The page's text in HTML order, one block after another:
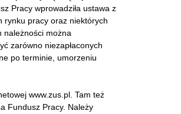
Pracy wprowadziła ustawa z
rynku pracy oraz niektórych
należności można
zarówno niezapłaconych
po terminie, umorzeniu
www.zus.pl. Tam też
Fundusz Pracy. Należy